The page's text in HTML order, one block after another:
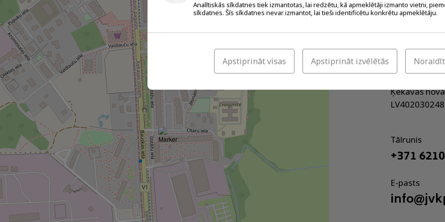
JVK
Ķekavas
Tālrunis
+371
E-pasts
Analītiskās sīkdatnes tiek izmantotas, lai redzētu, kā apmeklētāji izmanto vietni,
sīkdatnes. Šīs sīkdatnes nevar izmantot, lai tieši identificētu konkrētu apmeklētāju.
Noraidīt
Apstiprināt izvēlētās
Apstiprināt visas